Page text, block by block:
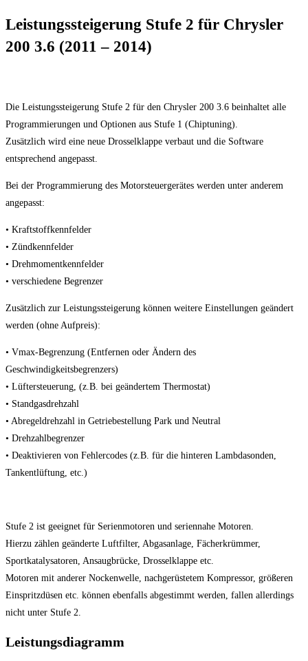
Leistungssteigerung Stufe 2 für Chrysler
200 3.6 (2011 – 2014)
Die Leistungssteigerung Stufe 2 für den Chrysler 200 3.6 beinhaltet alle
Programmierungen und Optionen aus Stufe 1 (Chiptuning).
Zusätzlich wird eine neue Drosselklappe verbaut und die Software
entsprechend angepasst.
Bei der Programmierung des Motorsteuergerätes werden unter anderem
angepasst:
• Kraftstoffkennfelder
• Zündkennfelder
• Drehmomentkennfelder
• verschiedene Begrenzer
Zusätzlich zur Leistungssteigerung können weitere Einstellungen geändert
werden (ohne Aufpreis):
• Vmax-Begrenzung (Entfernen oder Ändern des
Geschwindigkeitsbegrenzers)
• Lüftersteuerung, (z.B. bei geändertem Thermostat)
• Standgasdrehzahl
• Abregeldrehzahl in Getriebestellung Park und Neutral
• Drehzahlbegrenzer
• Deaktivieren von Fehlercodes (z.B. für die hinteren Lambdasonden,
Tankentlüftung, etc.)
Stufe 2 ist geeignet für Serienmotoren und seriennahe Motoren.
Hierzu zählen geänderte Luftfilter, Abgasanlage, Fächerkrümmer,
Sportkatalysatoren, Ansaugbrücke, Drosselklappe etc.
Motoren mit anderer Nockenwelle, nachgerüstetem Kompressor, größeren
Einspritzdüsen etc. können ebenfalls abgestimmt werden, fallen allerdings
nicht unter Stufe 2.
Leistungsdiagramm